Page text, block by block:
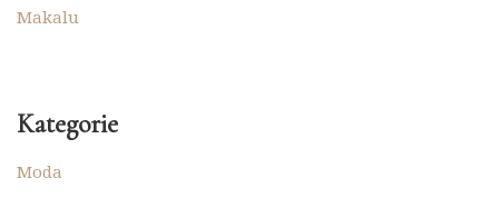
Makalu
Kategorie
Moda